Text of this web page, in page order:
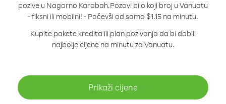
pozive u Nagorno Karabah.Pozovi bilo koji broj u Vanuatu
- fiksni ili mobilni! - Počevši od samo $1.15 na minutu.
Kupite pakete kredita ili plan pozivanja da bi dobili
najbolje cijene na minutu za Vanuatu.
Prikaži cijene